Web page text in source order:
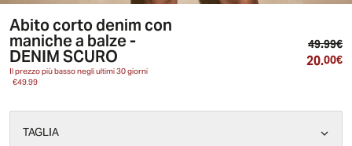
Abito corto denim con
maniche a balze -
DENIM SCURO
Il prezzo più basso negli ultimi 30 giorni
€49.99
49.99€
20.00€
TAGLIA